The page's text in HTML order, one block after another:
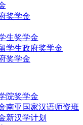
奖学金
生奖学金
学生政府奖学金
奖学金
院奖学金
南亚国家汉语师资班
新汉学计划